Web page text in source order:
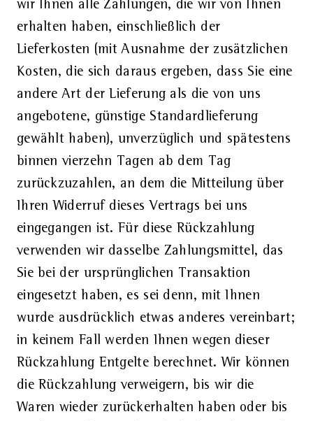
wir Ihnen alle Zahlungen, die wir von Ihnen
erhalten haben, einschließlich der
Lieferkosten (mit Ausnahme der zusätzlichen
Kosten, die sich daraus ergeben, dass Sie eine
andere Art der Lieferung als die von uns
angebotene, günstige Standardlieferung
gewählt haben), unverzüglich und spätestens
binnen vierzehn Tagen ab dem Tag
zurückzuzahlen, an dem die Mitteilung über
Ihren Widerruf dieses Vertrags bei uns
eingegangen ist. Für diese Rückzahlung
verwenden wir dasselbe Zahlungsmittel, das
Sie bei der ursprünglichen Transaktion
eingesetzt haben, es sei denn, mit Ihnen
wurde ausdrücklich etwas anderes vereinbart;
in keinem Fall werden Ihnen wegen dieser
Rückzahlung Entgelte berechnet. Wir können
die Rückzahlung verweigern, bis wir die
Waren wieder zurückerhalten haben oder bis